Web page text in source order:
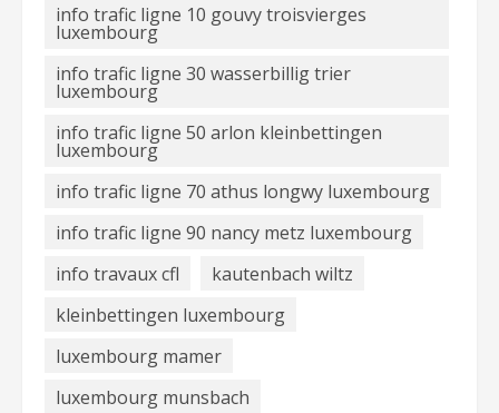
info trafic ligne 10 gouvy troisvierges
luxembourg
info trafic ligne 30 wasserbillig trier
luxembourg
info trafic ligne 50 arlon kleinbettingen
luxembourg
info trafic ligne 70 athus longwy luxembourg
info trafic ligne 90 nancy metz luxembourg
info travaux cfl
kautenbach wiltz
kleinbettingen luxembourg
luxembourg mamer
luxembourg munsbach